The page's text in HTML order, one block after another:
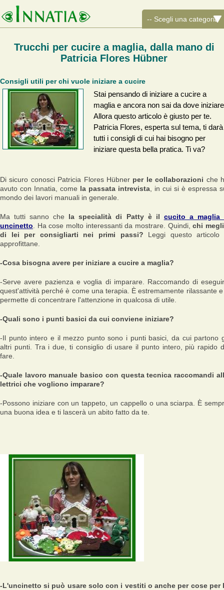
Trucchi per cucire a maglia, dalla mano di
Patricia Flores Hübner
Consigli utili per chi vuole iniziare a cucire
Stai pensando di iniziare a cucire a
maglia e ancora non sai da dove
Allora questo articolo è giusto per te.
Patricia Flores, esperta sul tema, ti darà
tutti i consigli di cui hai bisogno per
iniziare questa bella pratica. Ti va?
Di sicuro conosci Patricia Flores Hübner per le collaborazioni che
avuto con Innatia, come la passata intrevista , in cui si è espressa
mondo dei lavori manuali in generale.
Ma tutti sanno che la specialità di Patty è il cucito a maglia
uncinetto . Ha cose molto interessanti da mostrare. Quindi,chi
di lei per consigliarti nei primi passi? Leggi questo articolo
approfittane.
-Cosa bisogna avere per iniziare a cucire a maglia?
-Serve avere pazienza e voglia di imparare. Raccomando di
quest'attività perché è come una terapia. È estremamente rilassante
permette di concentrare l'attenzione in qualcosa di utile.
-Quali sono i punti basici da cui conviene iniziare?
-Il punto intero e il mezzo punto sono i punti basici, da cui partono
altri punti. Tra i due, ti consiglio di usare il punto intero, più rapido
fare.
-Quale lavoro manuale basico con questa tecnica raccomandi
lettrici che vogliono imparare?
-Possono iniziare con un tappeto, un cappello o una sciarpa. È
una buona idea e ti lascerà un abito fatto da te.
-L'uncinetto si può usare solo con i vestiti o anche per cose per